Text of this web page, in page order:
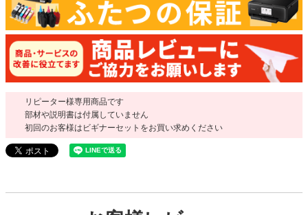
リピーター様専用商品です
部材や説明書は付属していません
初回のお客様はビギナーセットをお買い求めください